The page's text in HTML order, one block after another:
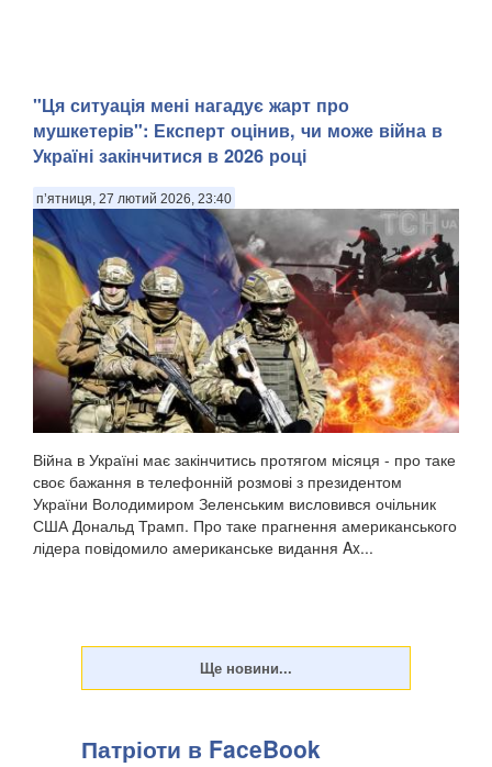
"Ця ситуація мені нагадує жарт про
мушкетерів": Експерт оцінив, чи може війна в
Україні закінчитися в 2026 році
п’ятниця, 27 лютий 2026, 23:40
Війна в Україні має закінчитись протягом місяця - про таке
своє бажання в телефонній розмові з президентом
України Володимиром Зеленським висловився очільник
США Дональд Трамп. Про таке прагнення американського
лідера повідомило американське видання Ax...
Патріоти в FaceBook